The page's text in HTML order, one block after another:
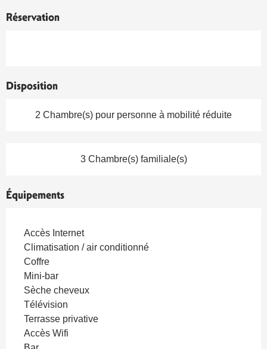
Réservation
Disposition
2 Chambre(s) pour personne à mobilité réduite
3 Chambre(s) familiale(s)
Équipements
Accès Internet
Climatisation / air conditionné
Coffre
Mini-bar
Sèche cheveux
Télévision
Terrasse privative
Accès Wifi